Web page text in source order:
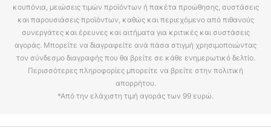
κουπόνια, μειώσεις τιμών προϊόντων ή πακέτα προώθησης, συστάσεις
και παρουσιάσεις προϊόντων, καθώς και περιεχόμενο από πιθανούς
συνεργάτες και έρευνες και αιτήματα για κριτικές και συστάσεις
αγοράς. Μπορείτε να διαγραφείτε ανά πάσα στιγμή χρησιμοποιώντας
τον σύνδεσμο διαγραφής που θα βρείτε σε κάθε ενημερωτικό δελτίο.
Περισσότερες πληροφορίες μπορείτε να βρείτε στην πολιτική
απορρήτου.
*Από την ελάχιστη τιμή αγοράς των 99 ευρώ.